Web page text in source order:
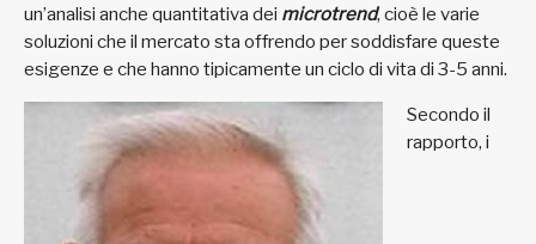
un’analisi anche quantitativa dei microtrend, cioè le varie
soluzioni che il mercato sta offrendo per soddisfare queste
esigenze e che hanno tipicamente un ciclo di vita di 3-5 anni.
Secondo il
rapporto, i